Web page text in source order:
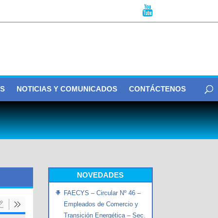
NOTICIAS Y COMUNICADOS CONTÁCTENOS
NOVEDADES
FAECYS – Circular Nº 46 –
Empleados de Comercio y
Transición Energética – Sec.